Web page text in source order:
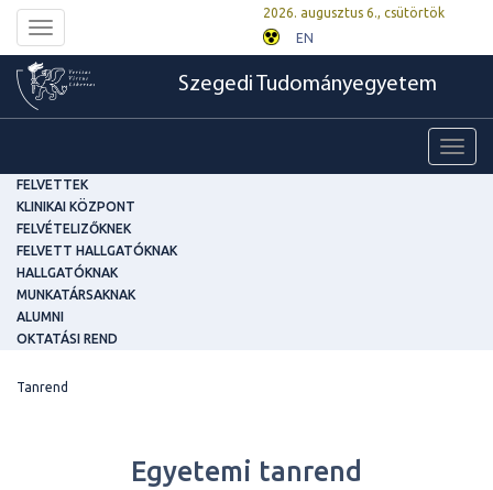
Toggle
navigation
2026. augusztus 6., csütörtök
EN
Szegedi Tudományegyetem
FELVETTEK
KLINIKAI KÖZPONT
FELVÉTELIZŐKNEK
FELVETT HALLGATÓKNAK
HALLGATÓKNAK
MUNKATÁRSAKNAK
ALUMNI
OKTATÁSI REND
Tanrend
Egyetemi tanrend